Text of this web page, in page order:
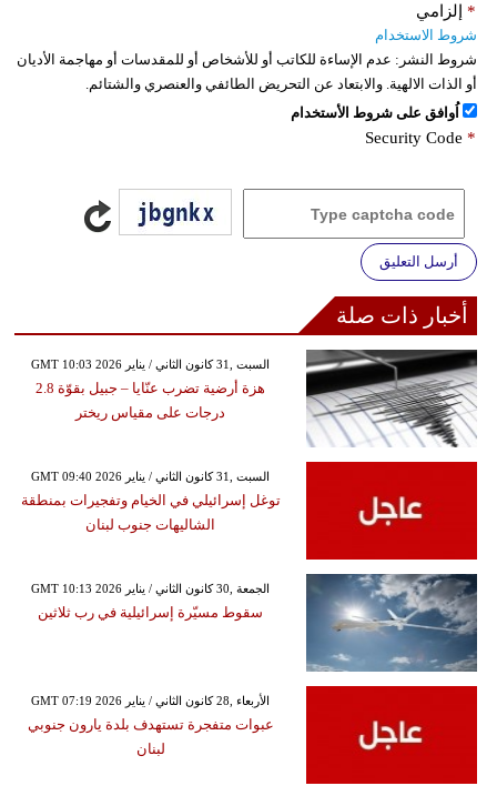
إلزامي *
شروط الاستخدام
شروط النشر: عدم الإساءة للكاتب أو للأشخاص أو للمقدسات أو مهاجمة الأديان
أو الذات الالهية. والابتعاد عن التحريض الطائفي والعنصري والشتائم.
اُوافق على شروط الأستخدام
Security Code *
أرسل التعليق
أخبار ذات صلة
GMT 10:03 2026 السبت ,31 كانون الثاني / يناير
هزة أرضية تضرب عنّايا – جبيل بقوّة 2.8
درجات على مقياس ريختر
GMT 09:40 2026 السبت ,31 كانون الثاني / يناير
توغل إسرائيلي في الخيام وتفجيرات بمنطقة
الشاليهات جنوب لبنان
GMT 10:13 2026 الجمعة ,30 كانون الثاني / يناير
سقوط مسيّرة إسرائيلية في رب ثلاثين
GMT 07:19 2026 الأربعاء ,28 كانون الثاني / يناير
عبوات متفجرة تستهدف بلدة يارون جنوبي
لبنان